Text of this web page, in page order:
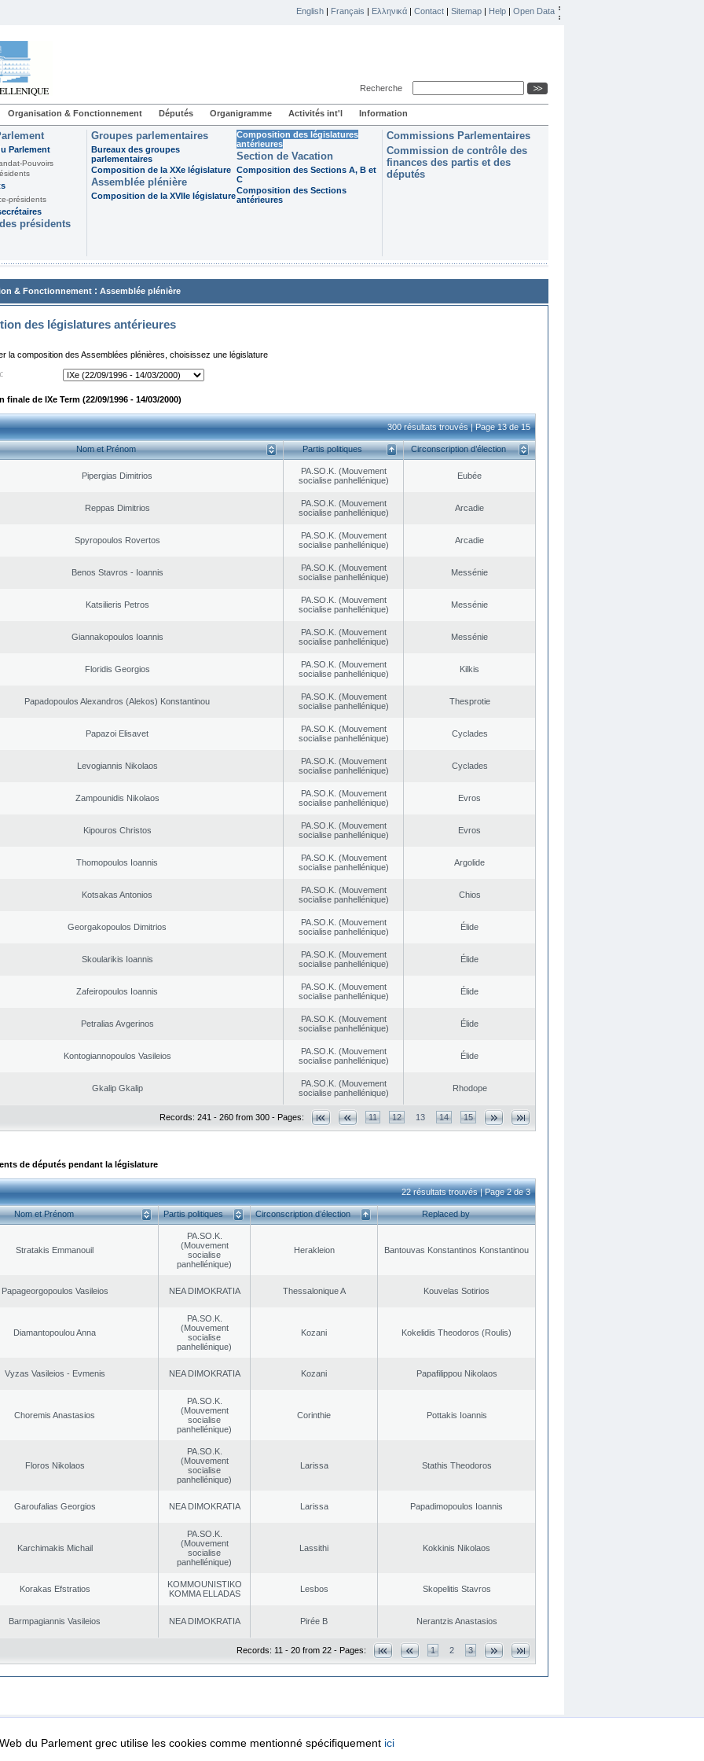
English | Français | Ελληνικά | Contact | Sitemap | Help | Open Data
Recherche
Organisation & Fonctionnement Députés Organigramme Activités int'l Information
Parlement
Pouvoirs
présidents
présidents
Groupes parlementaires
Bureaux des groupes
parlementaires
Composition de la XXe législature
Assemblée plénière
Composition de la XVIIe législature
Composition des législatures
antérieures
Section de Vacation
Composition des Sections A, B et
C
Composition des Sections
antérieures
Commissions Parlementaires
Commission de contrôle des
finances des partis et des
députés
& Fonctionnement : Assemblée plénière
des législatures antérieures
la composition des Assemblées plénières, choisissez une législature
finale de IXe Term (22/09/1996 - 14/03/2000)
300 résultats trouvés | Page 13 de 15
Nom et Prénom Partis politiques Circonscription d’élection
Pipergias Dimitrios
PA.SO.K. (Mouvement
socialise panhellénique)
Eubée
Reppas Dimitrios
PA.SO.K. (Mouvement
socialise panhellénique)
Arcadie
Spyropoulos Rovertos
PA.SO.K. (Mouvement
socialise panhellénique)
Arcadie
Benos Stavros - Ioannis
PA.SO.K. (Mouvement
socialise panhellénique)
Messénie
Katsilieris Petros
PA.SO.K. (Mouvement
socialise panhellénique)
Messénie
Giannakopoulos Ioannis
PA.SO.K. (Mouvement
socialise panhellénique)
Messénie
Floridis Georgios
PA.SO.K. (Mouvement
socialise panhellénique)
Kilkis
Papadopoulos Alexandros (Alekos) Konstantinou
PA.SO.K. (Mouvement
socialise panhellénique)
Thesprotie
Papazoi Elisavet
PA.SO.K. (Mouvement
socialise panhellénique)
Cyclades
Levogiannis Nikolaos
PA.SO.K. (Mouvement
socialise panhellénique)
Cyclades
Zampounidis Nikolaos
PA.SO.K. (Mouvement
socialise panhellénique)
Evros
Kipouros Christos
PA.SO.K. (Mouvement
socialise panhellénique)
Evros
Thomopoulos Ioannis
PA.SO.K. (Mouvement
socialise panhellénique)
Argolide
Kotsakas Antonios
PA.SO.K. (Mouvement
socialise panhellénique)
Chios
Georgakopoulos Dimitrios
PA.SO.K. (Mouvement
socialise panhellénique)
Élide
Skoularikis Ioannis
PA.SO.K. (Mouvement
socialise panhellénique)
Élide
Zafeiropoulos Ioannis
PA.SO.K. (Mouvement
socialise panhellénique)
Élide
Petralias Avgerinos
PA.SO.K. (Mouvement
socialise panhellénique)
Élide
Kontogiannopoulos Vasileios
PA.SO.K. (Mouvement
socialise panhellénique)
Élide
Gkalip Gkalip
PA.SO.K. (Mouvement
socialise panhellénique)
Rhodope
Records: 241 - 260 from 300 - Pages: 11 12 13 14 15
de députés pendant la législature
22 résultats trouvés | Page 2 de 3
Nom et Prénom Partis politiques Circonscription d’élection Replaced by
Stratakis Emmanouil
PA.SO.K.
(Mouvement
socialise
panhellénique)
Herakleion Bantouvas Konstantinos Konstantinou
Papageorgopoulos Vasileios NEA DΙMOKRATIA Thessalonique A Kouvelas Sotirios
Diamantopoulou Anna
PA.SO.K.
(Mouvement
socialise
panhellénique)
Kozani Kokelidis Theodoros (Roulis)
Vyzas Vasileios - Evmenis NEA DΙMOKRATIA Kozani Papafilippou Nikolaos
Choremis Anastasios
PA.SO.K.
(Mouvement
socialise
panhellénique)
Corinthie Pottakis Ioannis
Floros Nikolaos
PA.SO.K.
(Mouvement
socialise
panhellénique)
Larissa Stathis Theodoros
Garoufalias Georgios NEA DΙMOKRATIA Larissa Papadimopoulos Ioannis
Karchimakis Michail
PA.SO.K.
(Mouvement
socialise
panhellénique)
Lassithi Kokkinis Nikolaos
Korakas Efstratios
KOMMOUNISTIKO
KOMMA ELLADAS
Lesbos Skopelitis Stavros
Barmpagiannis Vasileios NEA DΙMOKRATIA Pirée B Nerantzis Anastasios
Records: 11 - 20 from 22 - Pages: 1 2 3
Protection Security & Access
du Parlement grec utilise les cookies comme mentionné spécifiquement ici